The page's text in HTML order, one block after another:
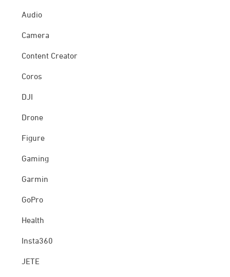
Audio
Camera
Content Creator
Coros
DJI
Drone
Figure
Gaming
Garmin
GoPro
Health
Insta360
JETE